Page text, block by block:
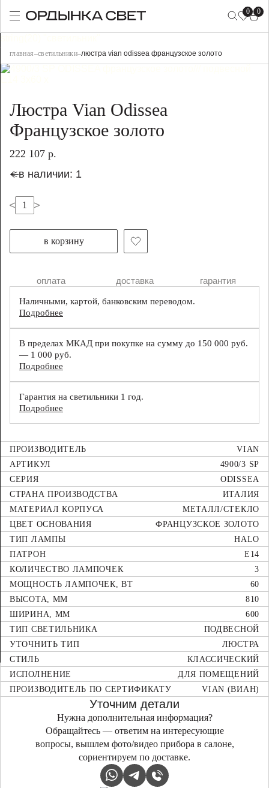
0 0
главная–светильники–люстра vian odissea французское золото
Люстра Vian Odissea
Французское золото
222 107 р.
в наличии: 1
в корзину
оплата доставка гарантия
Наличными, картой, банковским переводом.
Подробнее
В пределах МКАД при покупке на сумму до 150 000 руб.
— 1 000 руб.
Подробнее
Гарантия на светильники 1 год.
Подробнее
ПРОИЗВОДИТЕЛЬ
VIAN
АРТИКУЛ
4900/3 SP
СЕРИЯ
ODISSEA
СТРАНА ПРОИЗВОДСТВА
ИТАЛИЯ
МАТЕРИАЛ КОРПУСА
МЕТАЛЛ/СТЕКЛО
ЦВЕТ ОСНОВАНИЯ
ФРАНЦУЗСКОЕ ЗОЛОТО
ТИП ЛАМПЫ
HALO
ПАТРОН
E14
КОЛИЧЕСТВО ЛАМПОЧЕК
3
МОЩНОСТЬ ЛАМПОЧЕК, ВТ
60
ВЫСОТА, ММ
810
ШИРИНА, ММ
600
ТИП СВЕТИЛЬНИКА
ПОДВЕСНОЙ
УТОЧНИТЬ ТИП
ЛЮСТРА
СТИЛЬ
КЛАССИЧЕСКИЙ
ИСПОЛНЕНИЕ
ДЛЯ ПОМЕЩЕНИЙ
ПРОИЗВОДИТЕЛЬ ПО СЕРТИФИКАТУ
VIAN (ВИАН)
Уточним детали
Нужна дополнительная информация?
Обращайтесь — ответим на интересующие
вопросы, вышлем фото/видео прибора в салоне,
сориентируем по доставке.